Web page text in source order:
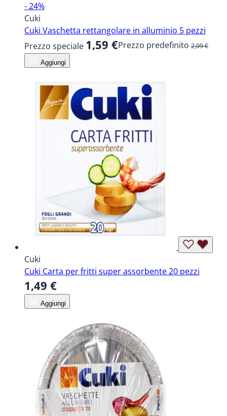
- 24%
Cuki
Cuki Vaschetta rettangolare in alluminio 5 pezzi
Prezzo speciale 1,59 €Prezzo predefinito 2,09 €
Aggiungi
Cuki
Cuki Carta per fritti super assorbente 20 pezzi
1,49 €
Aggiungi